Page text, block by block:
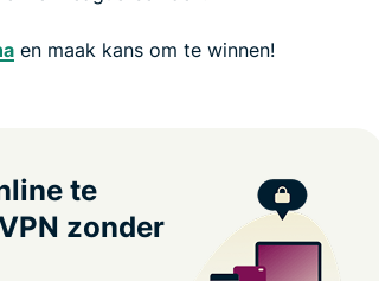
en maak kans om te winnen!
te
zonder